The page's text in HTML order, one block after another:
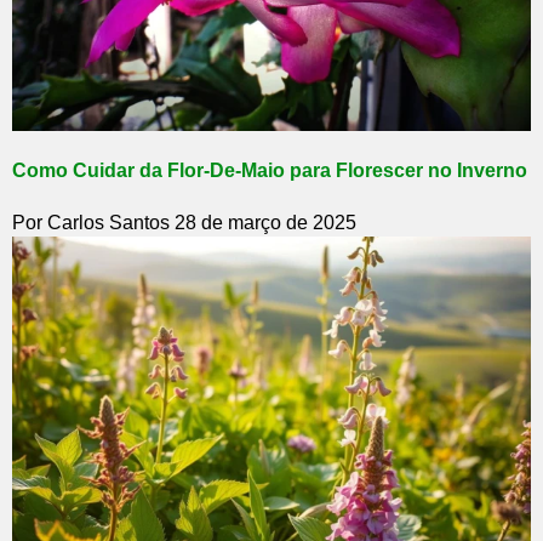
Como Cuidar da Flor-De-Maio para Florescer no Inverno
Por Carlos Santos 28 de março de 2025